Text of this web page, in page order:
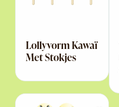
Lollyvorm Kawaï
Met Stokjes